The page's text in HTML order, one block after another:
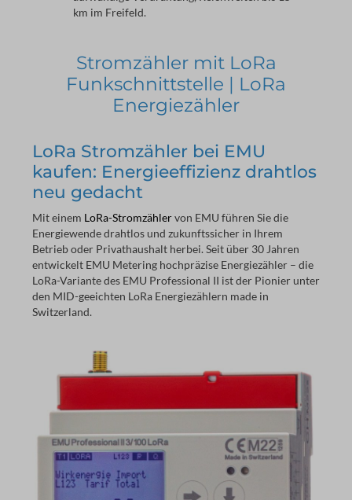
km im Freifeld.
Stromzähler mit LoRa
Funkschnittstelle | LoRa
Energiezähler
LoRa Stromzähler bei EMU
kaufen: Energieeffizienz drahtlos
neu gedacht
Mit einem LoRa-Stromzähler von EMU führen Sie die
Energiewende drahtlos und zukunftssicher in Ihrem
Betrieb oder Privathaushalt herbei. Seit über 30 Jahren
entwickelt EMU Metering hochpräzise Energiezähler – die
LoRa-Variante des EMU Professional II ist der Pionier unter
den MID-geeichten LoRa Energiezählern made in
Switzerland.